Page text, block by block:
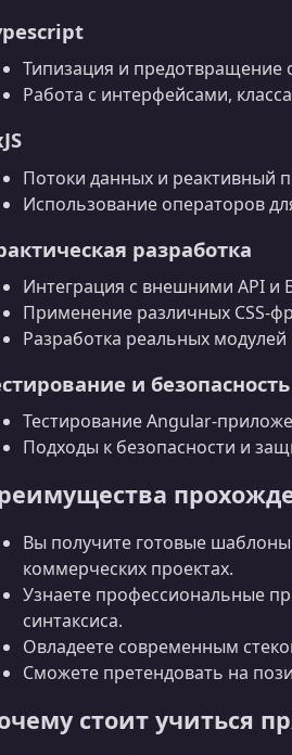
Типизация и предотвращение
Работа с интерфейсами,
Потоки данных и реактивный
Использование операторов
разработка
Интеграция с внешними API и
Применение различных
Разработка реальных
и безопасность
Тестирование
Подходы к безопасности и
Вы получите готовые
коммерческих проектах.
Узнаете профессиональные
синтаксиса.
Овладеете современным
Сможете претендовать на
стоит учиться